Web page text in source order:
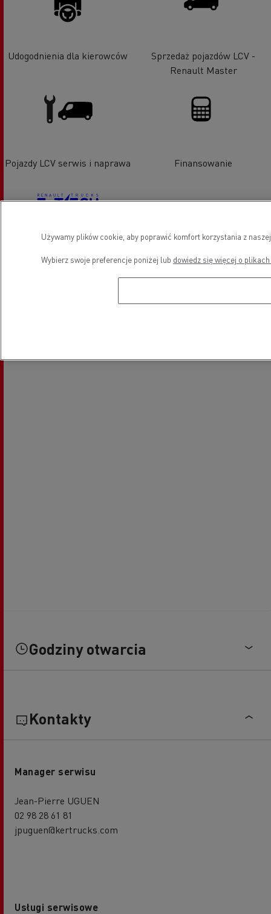
Udogodnienia dla kierowców
Sprzedaż pojazdów LCV -
Renault Master
Pojazdy LCV serwis i naprawa Finansowanie
Pojazdy elektryczne
Godziny otwarcia
Kontakty
Manager serwisu
Jean-Pierre UGUEN
02 98 28 61 81
jpuguen@kertrucks.com
Usługi serwisowe
Używamy plików cookie, aby poprawić komfort korzystania z
Wybierz swoje preferencje poniżej lub dowiedz się więcej o